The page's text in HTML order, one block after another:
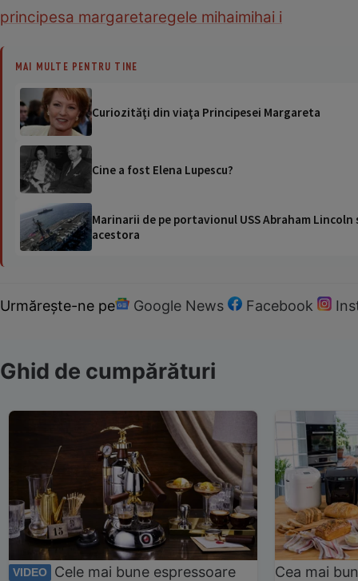
principesa margaretaregele mihaimihai i
MAI MULTE PENTRU TINE
Curiozităţi din viaţa Principesei Margareta
Cine a fost Elena Lupescu?
Marinarii de pe portavionul USS Abraham
acestora
Urmărește-ne pe Google News Facebook
Ghid de cumpărături
VIDEO Cele mai bune espressoare
Cea mai